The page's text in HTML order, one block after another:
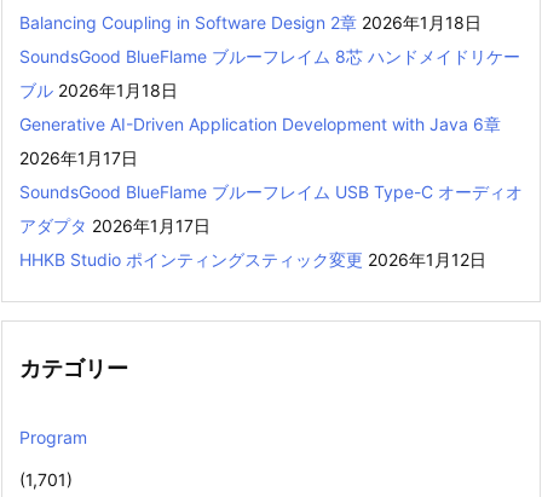
Balancing Coupling in Software Design 2章 2026年1月18日
SoundsGood BlueFlame ブルーフレイム 8芯 ハンドメイドリケー
ブル 2026年1月18日
Generative AI-Driven Application Development with Java 6章
2026年1月17日
SoundsGood BlueFlame ブルーフレイム USB Type-C オーディオ
アダプタ 2026年1月17日
HHKB Studio ポインティングスティック変更 2026年1月12日
カテゴリー
Program
(1,701)